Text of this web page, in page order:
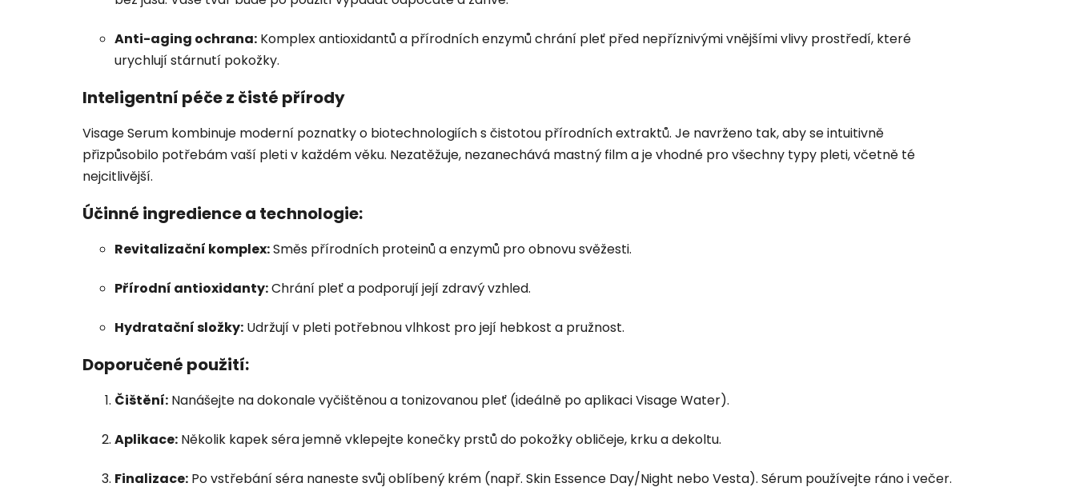
Anti-aging ochrana: Komplex antioxidantů a přírodních enzymů chrání pleť před nepříznivými vnějšími vlivy prostředí, které
urychlují stárnutí pokožky.
Inteligentní péče z čisté přírody
Visage Serum kombinuje moderní poznatky o biotechnologiích s čistotou přírodních extraktů. Je navrženo tak, aby se intuitivně
přizpůsobilo potřebám vaší pleti v každém věku. Nezatěžuje, nezanechává mastný film a je vhodné pro všechny typy pleti, včetně té
nejcitlivější.
Účinné ingredience a technologie:
Revitalizační komplex:Směs přírodních proteinů a enzymů pro obnovu svěžesti.
Přírodní antioxidanty:Chrání pleť a podporují její zdravý vzhled.
Hydratační složky: Udržují v pleti potřebnou vlhkost pro její hebkost a pružnost.
Doporučené použití:
Čištění: Nanášejte na dokonale vyčištěnou a tonizovanou pleť (ideálně po aplikaci Visage Water).
Aplikace: Několik kapek séra jemně vklepejte konečky prstů do pokožky obličeje, krku a dekoltu.
Finalizace: Po vstřebání séra naneste svůj oblíbený krém (např. Skin Essence Day/Night nebo Vesta). Sérum používejte ráno i večer.